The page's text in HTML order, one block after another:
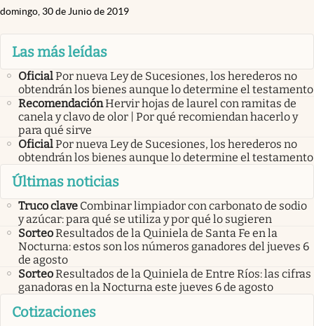
domingo, 30 de Junio de 2019
Las más leídas
OficialPor nueva Ley de Sucesiones, los herederos no
obtendrán los bienes aunque lo determine el testamento
RecomendaciónHervir hojas de laurel con ramitas de
canela y clavo de olor | Por qué recomiendan hacerlo y
para qué sirve
OficialPor nueva Ley de Sucesiones, los herederos no
obtendrán los bienes aunque lo determine el testamento
Últimas noticias
Truco clave Combinar limpiador con carbonato de sodio
y azúcar: para qué se utiliza y por qué lo sugieren
SorteoResultados de la Quiniela de Santa Fe en la
Nocturna: estos son los números ganadores del jueves 6
de agosto
SorteoResultados de la Quiniela de Entre Ríos: las cifras
ganadoras en la Nocturna este jueves 6 de agosto
Cotizaciones